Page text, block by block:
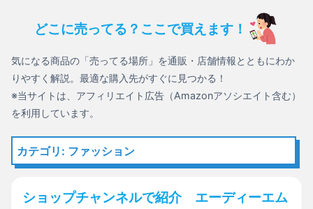
どこに売ってる？ここで買えます！
気になる商品の「売ってる場所」を通販・店舗情報とともにわか
りやすく解説。最適な購入先がすぐに見つかる！
※当サイトは、アフィリエイト広告（Amazonアソシエイト含む）
を利用しています。
カテゴリ: ファッション
ショップチャンネルで紹介 エーディーエム